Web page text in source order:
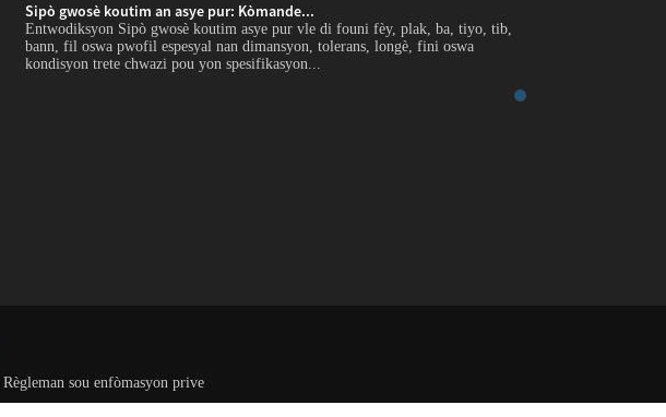
Sipò gwosè koutim an asye pur: Kòmande...
Entwodiksyon Sipò gwosè koutim asye pur vle di founi fèy, plak, ba, tiyo, tib,
bann, fil oswa pwofil espesyal nan dimansyon, tolerans, longè, fini oswa
kondisyon trete chwazi pou yon spesifikasyon...
Règleman sou enfòmasyon prive